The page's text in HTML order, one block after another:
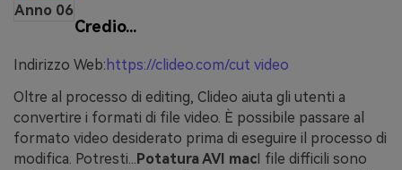
Anno 06
Credio...
Indirizzo Web: https://clideo.com/cut video
Oltre al processo di editing, Clideo aiuta gli utenti a
convertire i formati di file video. È possibile passare al
formato video desiderato prima di eseguire il processo di
modifica. Potresti... Potatura AVI mac I file difficili sono